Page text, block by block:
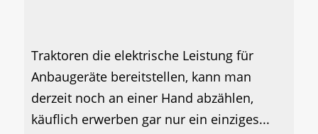
Traktoren die elektrische Leistung für
Anbaugeräte bereitstellen, kann man
derzeit noch an einer Hand abzählen,
käuflich erwerben gar nur ein einziges...